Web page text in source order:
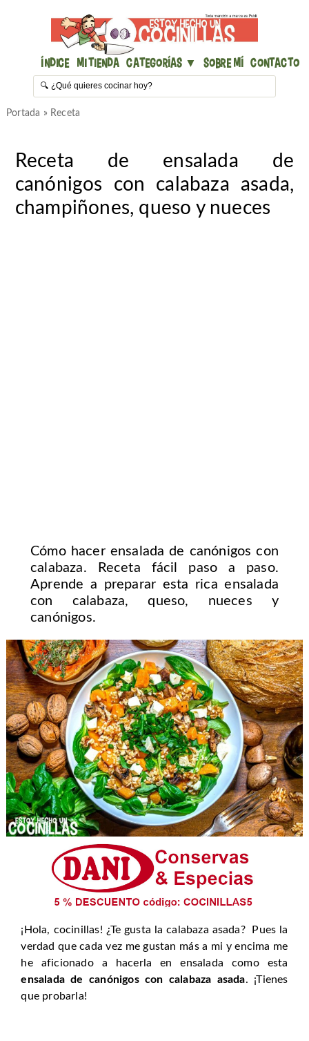
Índice Mi Tienda Categorías ▼ Sobre mí Contacto
Portada » Receta
Receta de ensalada de
canónigos con calabaza asada,
champiñones, queso y nueces
Cómo hacer ensalada de canónigos con
calabaza. Receta fácil paso a paso.
Aprende a preparar esta rica ensalada
con calabaza, queso, nueces y
canónigos.
¡Hola, cocinillas! ¿Te gusta la calabaza asada? Pues la
verdad que cada vez me gustan más a mi y encima me
he aficionado a hacerla en ensalada como esta
ensalada de canónigos con calabaza asada. ¡Tienes
que probarla!